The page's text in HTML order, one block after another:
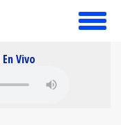
toggle
En Vivo